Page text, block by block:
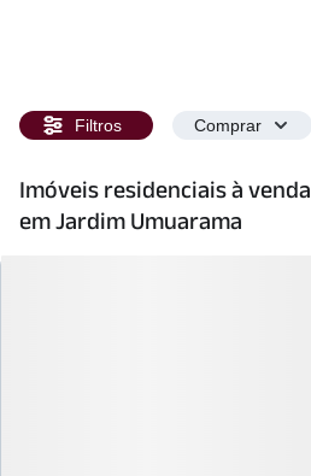
Filtros Comprar
Imóveis residenciais à venda
em Jardim Umuarama